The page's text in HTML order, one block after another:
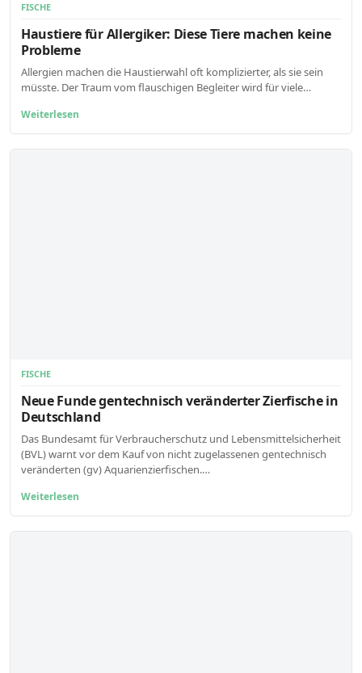
FISCHE
Haustiere für Allergiker: Diese Tiere machen keine
Probleme
Allergien machen die Haustierwahl oft komplizierter, als sie sein
müsste. Der Traum vom flauschigen Begleiter wird für viele…
Weiterlesen
FISCHE
Neue Funde gentechnisch veränderter Zierfische in
Deutschland
Das Bundesamt für Verbraucherschutz und Lebensmittelsicherheit
(BVL) warnt vor dem Kauf von nicht zugelassenen gentechnisch
veränderten (gv) Aquarienzierfischen.…
Weiterlesen